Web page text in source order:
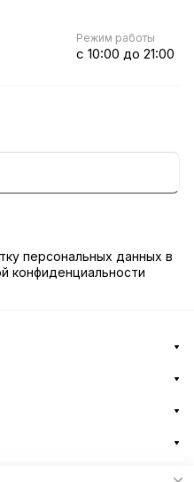
Режим работы
с 10:00 до 21:00
персональных данных в
конфиденциальности